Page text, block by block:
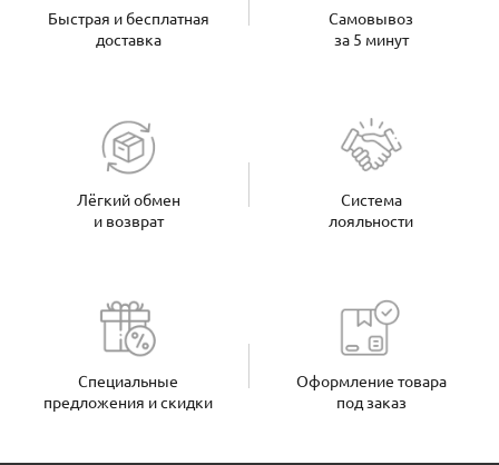
Быстрая и бесплатная
доставка
Самовывоз
за 5 минут
Лёгкий обмен
и возврат
Система
лояльности
Специальные
предложения и скидки
Оформление товара
под заказ